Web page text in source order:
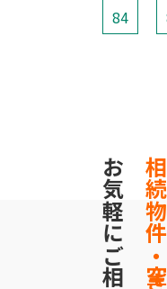
84
相続物件・空き家